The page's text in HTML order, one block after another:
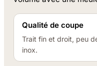
Qualité de coupe
Trait fin et droit, peu
inox.